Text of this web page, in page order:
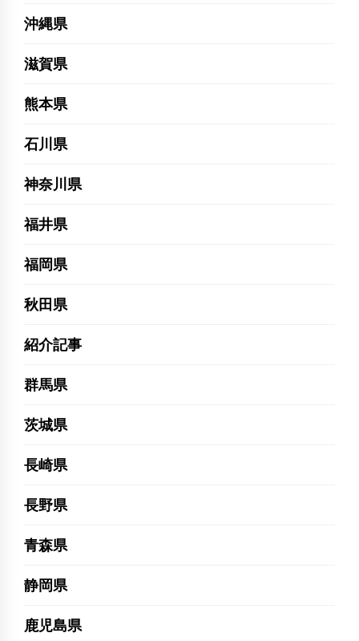
沖縄県
滋賀県
熊本県
石川県
神奈川県
福井県
福岡県
秋田県
紹介記事
群馬県
茨城県
長崎県
長野県
青森県
静岡県
鹿児島県